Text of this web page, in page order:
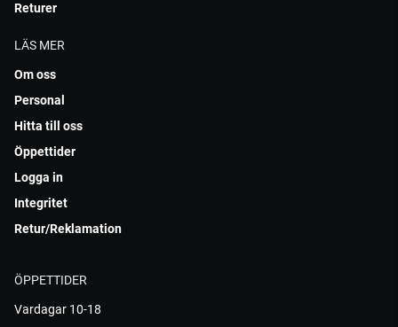
Returer
LÄS MER
Om oss
Personal
Hitta till oss
Öppettider
Logga in
Integritet
Retur/Reklamation
ÖPPETTIDER
Vardagar 10-18